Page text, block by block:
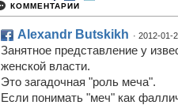
КОММЕНТАРИИ
Alexandr Butskikh · 2012-01-
Занятное представление у
женской власти.
Это загадочная "роль меча".
Если понимать "меч" как